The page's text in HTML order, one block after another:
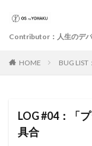
Contributor：人生のデ
HOME BUG
LOG #04：「
具合